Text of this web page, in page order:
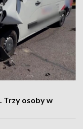
Trzy osoby w